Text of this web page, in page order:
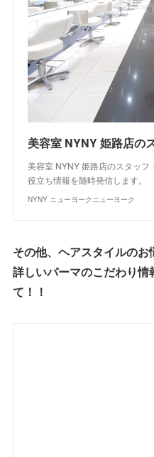
美容室 NYNY 姫路店のスタッ
役立ち情報を随時発信します。
NYNY ニューヨークニューヨーク
その他、ヘアスタイルの
詳しいパーマのこだわり
て！！